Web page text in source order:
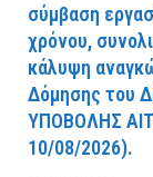
σύμβαση
χρόνου,
κάλυψη
Δόμησης του
YΠOBOΛHΣ
10/08/2026).